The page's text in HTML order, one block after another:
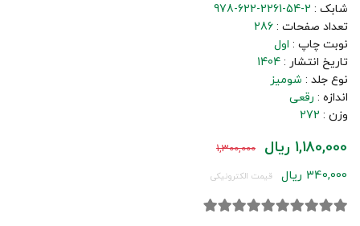
شابک : 978-622-2261-54-2
تعداد صفحات : 286
نوبت چاپ : اول
تاریخ انتشار : 1404
نوع جلد : شومیز
اندازه : رقعی
وزن : 272
1,180,000 ریال 1,300,000
340,000 ریال قیمت الکترونیکی